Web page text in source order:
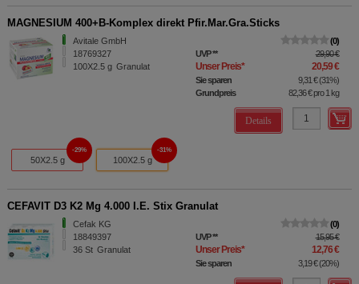
MAGNESIUM 400+B-Komplex direkt Pfir.Mar.Gra.Sticks
Avitale GmbH
18769327
100X2.5 g Granulat
0
UVP** 29,90 €
Unser Preis* 20,59 €
Sie sparen 9,31 €(31%)
Grundpreis
82,36 €pro 1 kg
Details
50X2.5 g
29%
100X2.5 g
31%
CEFAVIT D3 K2 Mg 4.000 I.E. Stix Granulat
Cefak KG
18849397
36 St Granulat
0
UVP** 15,95 €
Unser Preis* 12,76 €
Sie sparen 3,19 €(20%)